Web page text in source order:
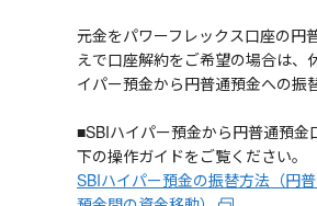
元金をパワーフレックス口座の円
えで口座解約をご希望の場合は、
イパー預金から円普通預金への振
■SBIハイパー預金から円普通預金
下の操作ガイドをご覧ください。
SBIハイパー預金の振替方法（円